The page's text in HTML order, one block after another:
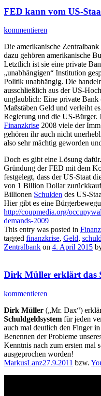
FED kann vom US-
kommentieren
Die amerikanische
dazu gehören amerikanische
Letztlich ist sie eine private
„unabhängigen“ Institution
Politik unabhängig. Die
ausschließlich aus der US-
unglaublich: Eine private Bank
Maßstäben Geld und verleiht
Regierung und die US-Bürger.
Finanzkrise 2008 viele der
gehören ihr auch nicht
also sehr mächtig geworden
Doch es gibt eine Lösung
Gründung der FED mit dem
festgelegt, dass der US-Staat
von 1 Billion Dollar
Billionen Schulden des US-
Hier gibt es eine
http://coupmedia.org/
demands-2009
This entry was posted in
tagged finanzkrise, Geld,
Zentralbank on 4. April 2015
Dirk Müller erklärt das
kommentieren
Dirk Müller („Mr. Dax“)
Schuldgeldsystem für jeden
auch mal deutlich den Finger
Benennen der Probleme
Kenntnis nach zum ersten mal
ausgeprochen worden!
MarkusLanz27.9.2011 bzw.